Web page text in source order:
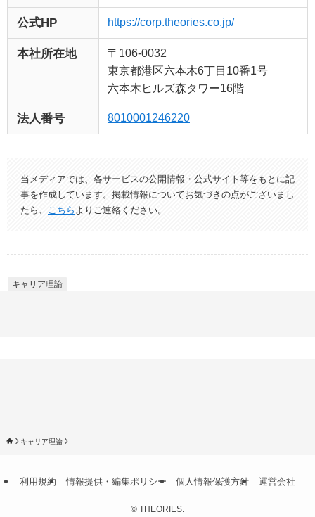
公式HP https://corp.theories.co.jp/
本社所在地
〒106-0032
東京都港区六本木6丁目10番1号
六本木ヒルズ森タワー16階
法人番号 8010001246220
当メディアでは、各サービスの公開情報・公式サイト等をもとに記
事を作成しています。掲載情報についてお気づきの点がございまし
たら、
こちら よりご連絡ください。
キャリア理論
キャリア理論
利用規約 情報提供・編集ポリシー 個人情報保護方針 運営会社
© THEORIES.